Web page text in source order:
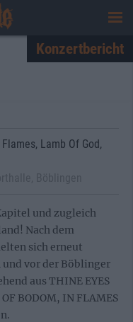
Konzertbericht
Lamb Of God,
und zugleich
Nach dem
sich erneut
vor der Böblinger
aus THINE EYES
BODOM, IN FLAMES